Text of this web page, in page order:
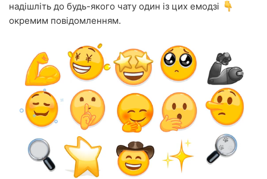
надішліть до будь-якого чату один із цих емодзі
окремим повідомленням.